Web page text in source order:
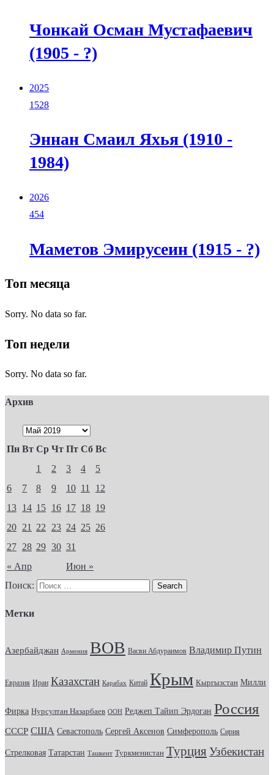
Чонкай Осман Мустафаевич
(1905 - ?)
2025
1528
Эннан Смаил Яхья (1910 -
1984)
2026
454
Маметов Эмирусеин (1915 - ?)
Топ месяца
Sorry. No data so far.
Топ недели
Sorry. No data so far.
Архив
Пн Вт Ср Чт Пт Сб Вс
« Апр Июн »
1 2 3 4
5
6
7 8 9 10 11
12
13 14 15 16 17 18 19
20 21 22 23 24 25 26
27 28 29 30 31
Поиск:
Метки
Азербайджан Армения ВОВ Васви Абдураимов Владимир Путин
Евразия Иран Казахстан Карабах Китай Крым Кыргызстан Милли
Фирка Нурсултан Назарбаев ООН Реджеп Тайип Эрдоган Россия
СССР США Севастополь Сергей Аксенов Симферополь Сирия
Стрелковая Татарстан Ташкент Туркменистан Турция Узбекистан